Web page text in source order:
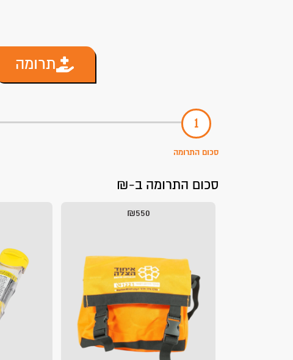
תרומה
סכום התרומה
סכום התרומה ב-₪
₪550